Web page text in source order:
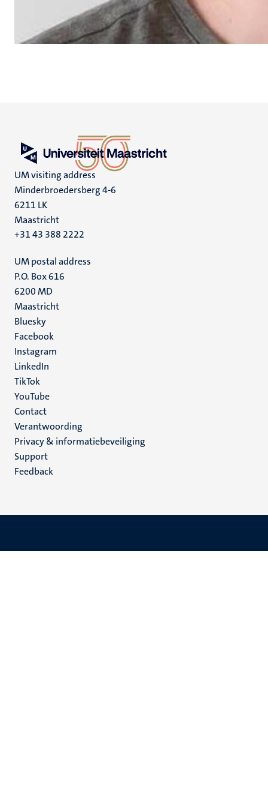
UM visiting address
Minderbroedersberg 4-6
6211 LK
Maastricht
+31 43 388 2222
UM postal address
P.O. Box 616
6200 MD
Maastricht
Social
media
Bluesky
Facebook
Instagram
LinkedIn
TikTok
YouTube
Menu
footer
(NL)
Contact
Verantwoording
Privacy & informatiebeveiliging
Support
Feedback